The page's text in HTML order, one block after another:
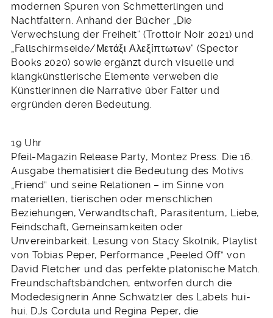
modernen Spuren von Schmetterlingen und
Nachtfaltern. Anhand der Bücher „Die
Verwechslung der Freiheit“ (Trottoir Noir 2021) und
„Fallschirmseide/Μετάξι Αλεξίπτωτων“ (Spector
Books 2020) sowie ergänzt durch visuelle und
klangkünstlerische Elemente verweben die
Künstlerinnen die Narrative über Falter und
ergründen deren Bedeutung.
19 Uhr
Pfeil-Magazin Release Party, Montez Press. Die 16.
Ausgabe thematisiert die Bedeutung des Motivs
„Friend” und seine Relationen – im Sinne von
materiellen, tierischen oder menschlichen
Beziehungen, Verwandtschaft, Parasitentum, Liebe,
Feindschaft, Gemeinsamkeiten oder
Unvereinbarkeit. Lesung von Stacy Skolnik, Playlist
von Tobias Peper, Performance „Peeled Off” von
David Fletcher und das perfekte platonische Match.
Freundschaftsbändchen, entworfen durch die
Modedesignerin Anne Schwätzler des Labels hui-
hui. DJs Cordula und Regina Peper, die